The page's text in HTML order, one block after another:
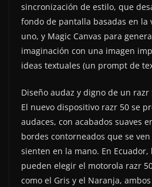
sincronización de estilo, que
fondo de pantalla basadas en la
uno, y Magic Canvas para
imaginación con una imagen
ideas textuales (un prompt de
Diseño audaz y digno de un razr
El nuevo dispositivo razr 50 se
audaces, con acabados suaves
bordes contorneados que se
sienten en la mano. En
pueden elegir el motorola razr
como el Gris y el Naranja,